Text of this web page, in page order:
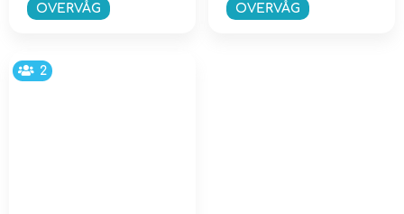
OVERVÅG OVERVÅG
2